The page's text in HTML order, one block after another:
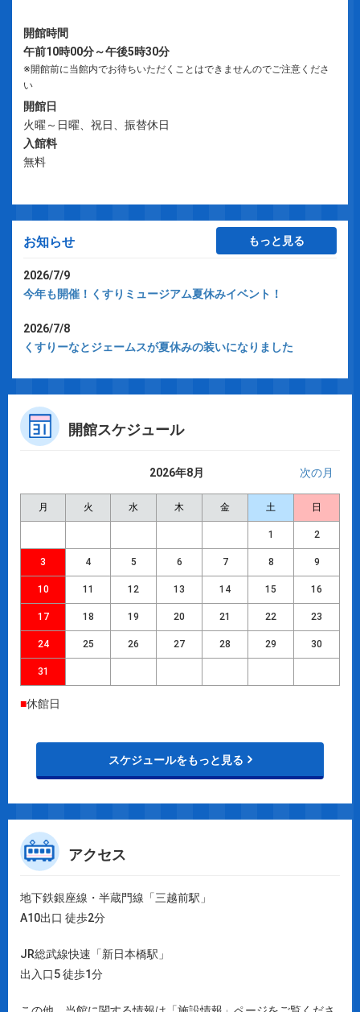
開館時間
午前10時00分～午後5時30分
※開館前に当館内でお待ちいただくことはできませんのでご注意くださ
い
開館日
火曜～日曜、祝日、振替休日
入館料
無料
お知らせ もっと見る
2026/7/9
今年も開催！くすりミュージアム夏休みイベント！
2026/7/8
くすりーなとジェームスが夏休みの装いになりました
開館スケジュール
2026年8月 次の月
月 火 水 木 金 土 日
1 2
3 4 5 6 7 8 9
10 11 12 13 14 15 16
17 18 19 20 21 22 23
24 25 26 27 28 29 30
31
■休館日
スケジュールをもっと見る
アクセス
地下鉄銀座線・半蔵門線「三越前駅」
A10出口 徒歩2分
JR総武線快速「新日本橋駅」
出入口5 徒歩1分